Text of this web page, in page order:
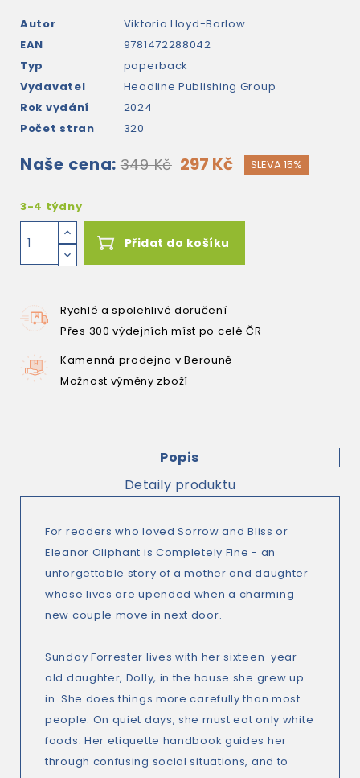
Autor
Viktoria Lloyd-Barlow
EAN
9781472288042
Typ
paperback
Vydavatel
Headline Publishing Group
Rok vydání
2024
Počet stran
320
Naše cena: 349 Kč 297 Kč SLEVA 15%
3-4 týdny
Přidat do košíku
Rychlé a spolehlivé doručení
Přes 300 výdejních míst po celé ČR
Kamenná prodejna v Berouně
Možnost výměny zboží
Popis
Detaily produktu
For readers who lovedSorrow and Bliss or
Eleanor Oliphant is Completely Fine - an
unforgettable story of a mother and daughter
whose lives are upended when a charming
new couple move in next door.
Sunday Forrester lives with her sixteen-year-
old daughter, Dolly, in the house she grew up
in. She does things more carefully than most
people. On quiet days, she must eat only white
foods. Her etiquette handbook guides her
through confusing social situations, and to